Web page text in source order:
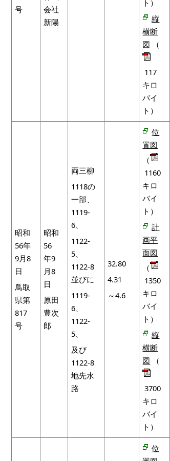
号
会社
新陽
ト）
縦
横断
図 （
117
キロ
バイ
ト）
昭和
56年
9月8
日
鳥取
県第
817
号
昭和
56
年9
月8
日
原田
豊次
郎
両三柳
1118の
一部、
1119-
6、
1122-
5、
1122-8
並びに
1119-
6、
1122-
5、
及び
1122-8
地先水
路
32.80
4.31
～4.6
位
置図
（
1160
キロ
バイ
ト）
計
画平
面図
（
1350
キロ
バイ
ト）
縦
横断
図 （
3700
キロ
バイ
ト）
位